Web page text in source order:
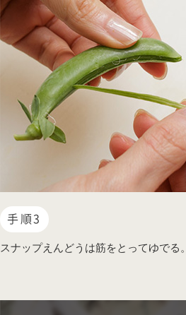
手順3
スナップえんどうは筋をとってゆでる。